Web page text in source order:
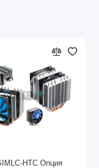
HTC Опция